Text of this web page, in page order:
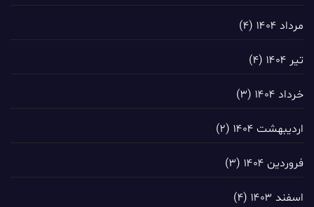
مرداد ۱۴۰۴ (۴)
تیر ۱۴۰۴ (۴)
خرداد ۱۴۰۴ (۳)
اردیبهشت ۱۴۰۴ (۲)
فروردین ۱۴۰۴ (۳)
اسفند ۱۴۰۳ (۴)